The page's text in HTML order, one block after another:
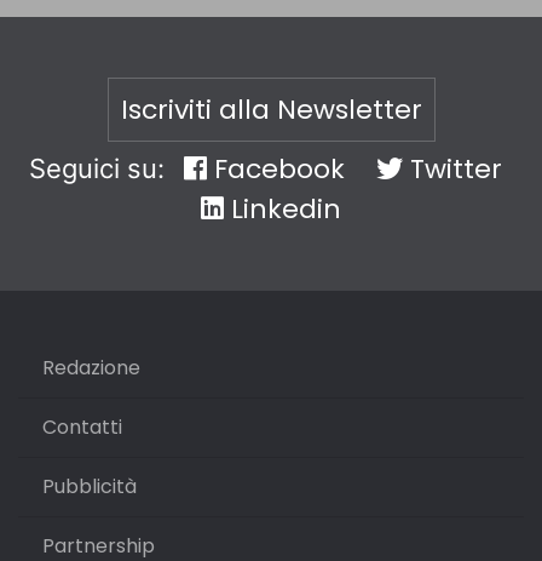
Iscriviti alla Newsletter
Seguici su: Facebook
Twitter
Linkedin
Redazione
Contatti
Pubblicità
Partnership